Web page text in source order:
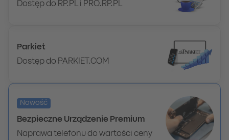
Dostęp do RP.PL i PRO.RP.PL
Parkiet
Dostęp do PARKIET.COM
Nowość
Bezpieczne Urządzenie Premium
Naprawa telefonu do wartości ceny